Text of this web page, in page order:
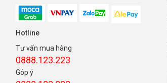
Hotline
Tư vấn mua hàng
0888.123.223
Góp ý